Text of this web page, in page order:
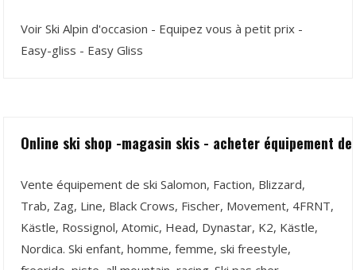
Voir Ski Alpin d'occasion - Equipez vous à petit prix -
Easy-gliss - Easy Gliss
Online ski shop -magasin skis - acheter équipement
Vente équipement de ski Salomon, Faction, Blizzard,
Trab, Zag, Line, Black Crows, Fischer, Movement, 4FRNT,
Kästle, Rossignol, Atomic, Head, Dynastar, K2, Kästle,
Nordica. Ski enfant, homme, femme, ski freestyle,